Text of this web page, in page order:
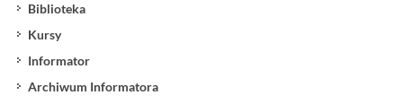
Biblioteka
Kursy
Informator
Archiwum Informatora